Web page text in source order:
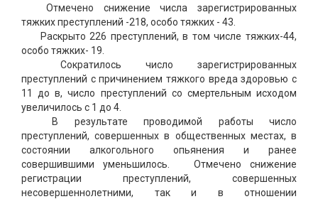
Отмечено снижение числа зарегистрированных
тяжких преступлений -218, особо тяжких - 43.
Раскрыто 226 преступлений, в том числе тяжких-44,
особо тяжких- 19.
Сократилось число зарегистрированных
преступлений с причинением тяжкого вреда здоровью с
11 до в, число преступлений со смертельным исходом
увеличилось с 1 до 4.
В результате проводимой работы число
преступлений, совершенных в общественных местах, в
состоянии алкогольного опьянения и ранее
совершившими уменьшилось.
Отмечено снижение
регистрации преступлений, совершенных
несовершеннолетними, так и в отношении